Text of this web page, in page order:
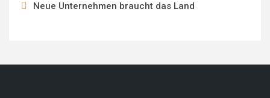
Neue Unternehmen braucht das Land